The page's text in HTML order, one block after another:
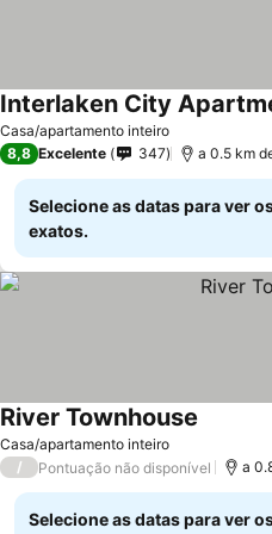
Casa/apartamento inteiro
Interlaken City
8,8 Excelente 347 a 0.5 km
Selecione as datas para ver
exatos.
Casa/apartamento inteiro
River Townhouse
/ Pontuação não disponível a
Selecione as datas para ver